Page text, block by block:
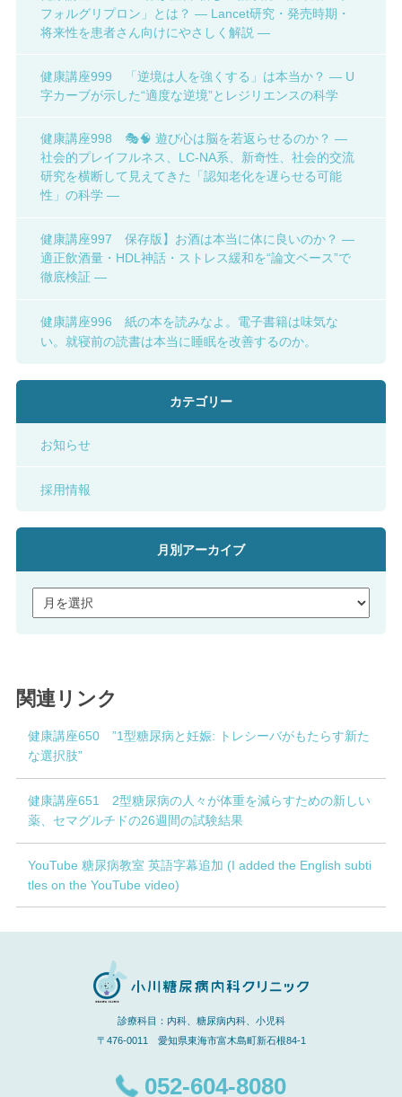
フォルグリプロン」とは？ ― Lancet研究・発売時期・
将来性を患者さん向けにやさしく解説 ―
健康講座999 「逆境は人を強くする」は本当か？ ― U
字カーブが示した“適度な逆境”とレジリエンスの科学
健康講座998 🎭🧠 遊び心は脳を若返らせるのか？ ―
社会的プレイフルネス、LC-NA系、新奇性、社会的交流
研究を横断して見えてきた「認知老化を遅らせる可能
性」の科学 ―
健康講座997 保存版】お酒は本当に体に良いのか？ ―
適正飲酒量・HDL神話・ストレス緩和を“論文ベース”で
徹底検証 ―
健康講座996 紙の本を読みなよ。電子書籍は味気な
い。就寝前の読書は本当に睡眠を改善するのか。
カテゴリー
お知らせ
採用情報
月別アーカイブ
関連リンク
健康講座650 ”1型糖尿病と妊娠: トレシーバがもたらす新た
な選択肢”
健康講座651 2型糖尿病の人々が体重を減らすための新しい
薬、セマグルチドの26週間の試験結果
YouTube 糖尿病教室 英語字幕追加 (I added the English subti
tles on the YouTube video)
診療科目：内科、糖尿病内科、小児科
〒476-0011 愛知県東海市富木島町新石根84-1
052-604-8080